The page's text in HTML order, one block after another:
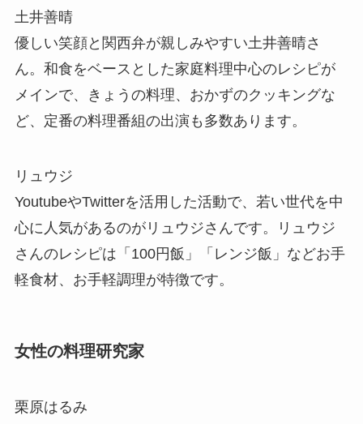
土井善晴
優しい笑顔と関西弁が親しみやすい土井善晴さ
ん。和食をベースとした家庭料理中心のレシピが
メインで、きょうの料理、おかずのクッキングな
ど、定番の料理番組の出演も多数あります。
リュウジ
YoutubeやTwitterを活用した活動で、若い世代を中
心に人気があるのがリュウジさんです。リュウジ
さんのレシピは「100円飯」「レンジ飯」などお手
軽食材、お手軽調理が特徴です。
女性の料理研究家
栗原はるみ